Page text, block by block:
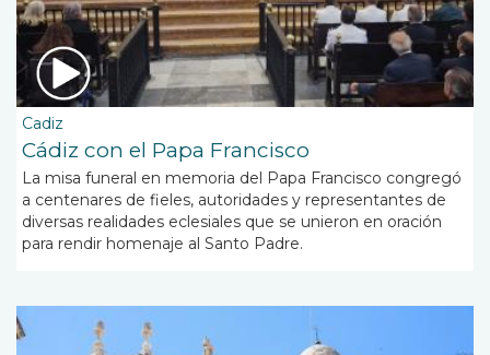
Cadiz
Cádiz con el Papa Francisco
La misa funeral en memoria del Papa Francisco congregó
a centenares de fieles, autoridades y representantes de
diversas realidades eclesiales que se unieron en oración
para rendir homenaje al Santo Padre.